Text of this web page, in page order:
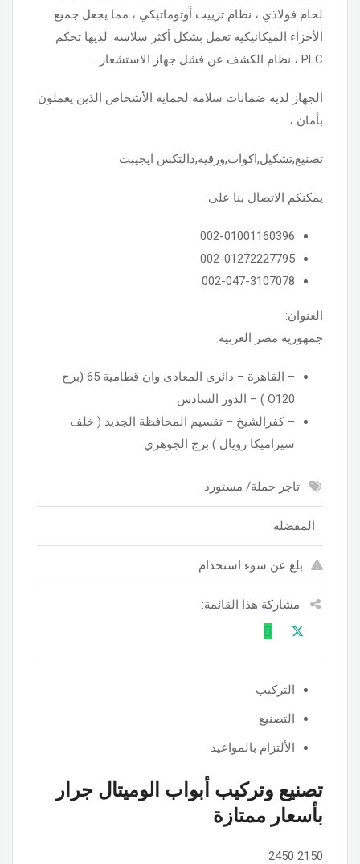
لحام فولاذي ، نظام تزييت أوتوماتيكي ، مما يجعل جميع
الأجزاء الميكانيكية تعمل بشكل أكثر سلاسة. لديها تحكم
PLC ، نظام الكشف عن فشل جهاز الاستشعار .
الجهاز لديه ضمانات سلامة لحماية الأشخاص الذين يعملون
بأمان ،
تصنيع,تشكيل,اكواب,ورقية,دالتكس ايجيبت
يمكنكم الاتصال بنا على:
002-01001160396
002-01272227795
002-047-3107078
العنوان:
جمهورية مصر العربية
– القاهرة – دائرى المعادى وان قطامية 65 (برج
O120 ) – الدور السادس
– كفرالشيخ – تقسيم المحافظة الجديد ( خلف
سيراميكا رويال ) برج الجوهري
تاجر جملة/ مستورد
المفضلة
بلغ عن سوء استخدام
مشاركة هذا القائمة:
التركيب
التصنيع
الألتزام بالمواعيد
تصنيع وتركيب أبواب الوميتال جرار
بأسعار ممتازة
2150
2450